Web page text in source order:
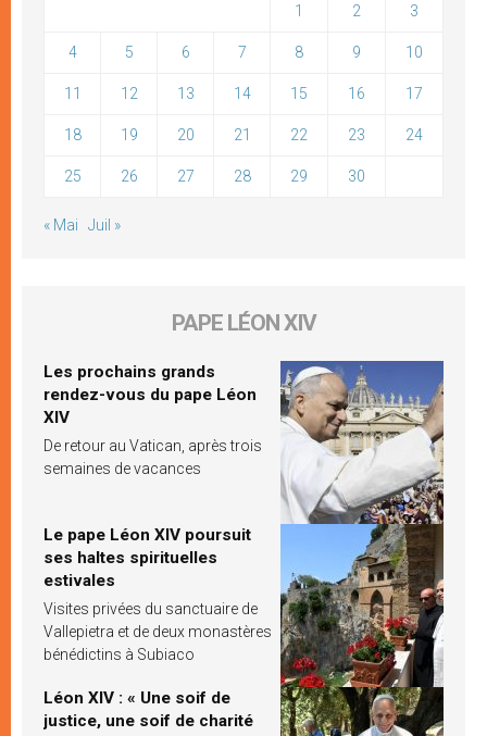
1 2 3
4 5 6 7 8 9 10
11 12 13 14 15 16 17
18 19 20 21 22 23 24
25 26 27 28 29 30
« Mai Juil »
PAPE LÉON XIV
Les prochains grands
rendez-vous du pape Léon
XIV
De retour au Vatican, après trois
semaines de vacances
Le pape Léon XIV poursuit
ses haltes spirituelles
estivales
Visites privées du sanctuaire de
Vallepietra et de deux monastères
bénédictins à Subiaco
Léon XIV : « Une soif de
justice, une soif de charité